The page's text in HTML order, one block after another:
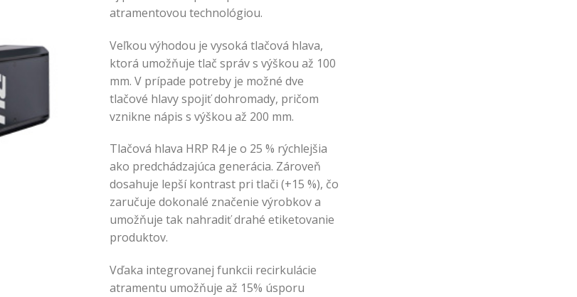
atramentovou technológiou.
Veľkou výhodou je vysoká tlačová hlava,
ktorá umožňuje tlač správ s výškou až 100
mm. V prípade potreby je možné dve
tlačové hlavy spojiť dohromady, pričom
vznikne nápis s výškou až 200 mm.
Tlačová hlava HRP R4 je o 25 % rýchlejšia
ako predchádzajúca generácia. Zároveň
dosahuje lepší kontrast pri tlači (+15 %), čo
zaručuje dokonalé značenie výrobkov a
umožňuje tak nahradiť drahé etiketovanie
produktov.
Vďaka integrovanej funkcii recirkulácie
atramentu umožňuje až 15% úsporu